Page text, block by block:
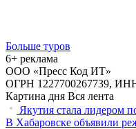
Больше туров
6+ реклама
ООО «Пресс Код ИТ»
ОГРН 1227700267739,
Картина дня Вся лента
Якутия стала лидером
В Хабаровске объявили